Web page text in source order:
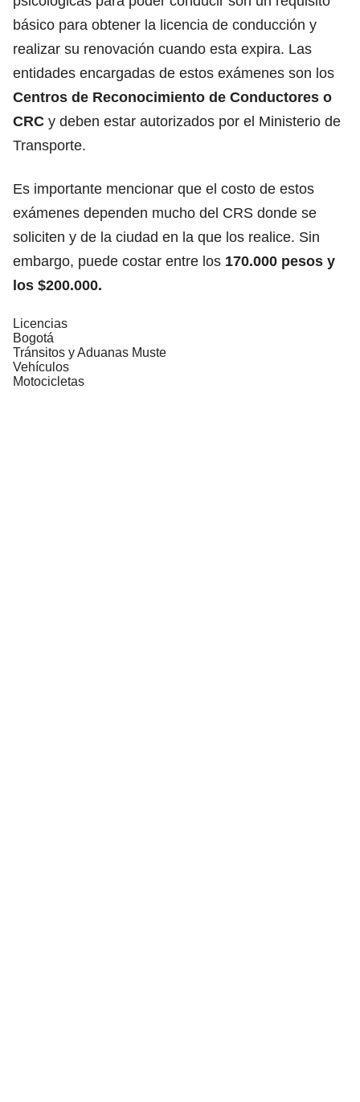
básico para obtener la licencia de conducción y
realizar su renovación cuando esta expira. Las
entidades encargadas de estos exámenes son los
Centros de Reconocimiento de Conductores o
CRC y deben estar autorizados por el Ministerio de
Transporte.
Es importante mencionar que el costo de estos
exámenes dependen mucho del CRS donde se
soliciten y de la ciudad en la que los realice. Sin
embargo, puede costar entre los 170.000 pesos y
los $200.000.
Licencias
Bogotá
Tránsitos y Aduanas Muste
Vehículos
Motocicletas